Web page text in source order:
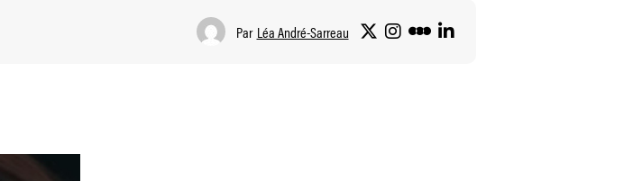
Par Léa André-Sarreau